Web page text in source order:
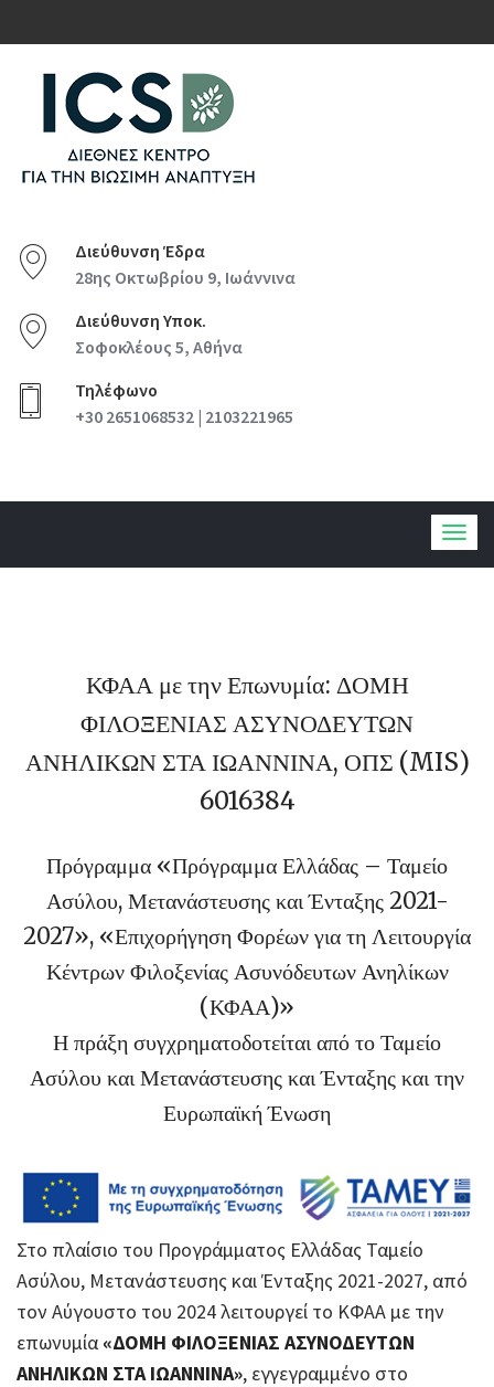
Διεύθυνση Έδρα
28ης Οκτωβρίου 9, Ιωάννινα
Διεύθυνση Υποκ.
Σοφοκλέους 5, Αθήνα
Τηλέφωνο
+30 2651068532 | 2103221965
ΚΦΑΑ με την Επωνυμία: ΔΟΜΗ
ΦΙΛΟΞΕΝΙΑΣ ΑΣΥΝΟΔΕΥΤΩΝ
ΑΝΗΛΙΚΩΝ ΣΤΑ ΙΩΑΝΝΙΝΑ, ΟΠΣ (MIS)
6016384
Πρόγραμμα «Πρόγραμμα Ελλάδας – Ταμείο
Ασύλου, Μετανάστευσης και Ένταξης 2021-
2027», «Επιχορήγηση Φορέων για τη Λειτουργία
Κέντρων Φιλοξενίας Ασυνόδευτων Ανηλίκων
(ΚΦΑΑ)»
Η πράξη συγχρηματοδοτείται από το Ταμείο
Ασύλου και Μετανάστευσης και Ένταξης και την
Ευρωπαϊκή Ένωση
Στο πλαίσιο του Προγράμματος Ελλάδας Ταμείο
Ασύλου, Μετανάστευσης και Ένταξης 2021-2027, από
τον Αύγουστο του 2024 λειτουργεί το ΚΦΑΑ με την
επωνυμία«ΔΟΜΗ ΦΙΛΟΞΕΝΙΑΣ ΑΣΥΝΟΔΕΥΤΩΝ
ΑΝΗΛΙΚΩΝ ΣΤΑ ΙΩΑΝΝΙΝΑ», εγγεγραμμένο στο